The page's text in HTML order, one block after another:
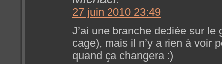
27 juin 2010 23:49
J’ai une branche dediée sur le
cage), mais il n’y a rien à voir
quand ça changera :)